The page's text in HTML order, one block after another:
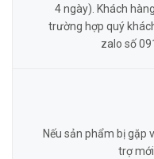
4 ngày). Khách
trường hợp quý
zalo số
Nếu sản phẩm bị gặp
trợ